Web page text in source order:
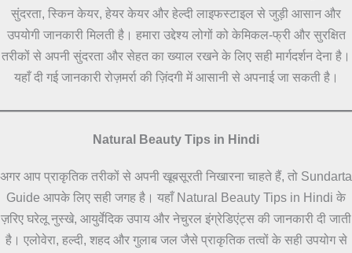
सुंदरता, स्किन केयर, हेयर केयर और हेल्दी लाइफस्टाइल से जुड़ी आसान और
उपयोगी जानकारी मिलती है। हमारा उद्देश्य लोगों को केमिकल-फ्री और सुरक्षित
तरीकों से अपनी सुंदरता और सेहत का ख्याल रखने के लिए सही मार्गदर्शन देना है।
यहाँ दी गई जानकारी रोज़मर्रा की ज़िंदगी में आसानी से अपनाई जा सकती है।
Natural Beauty Tips in Hindi
अगर आप प्राकृतिक तरीकों से अपनी खूबसूरती निखारना चाहते हैं, तो Sundarta
Guide आपके लिए सही जगह है। यहाँ Natural Beauty Tips in Hindi के
ज़रिए घरेलू नुस्खे, आयुर्वेदिक उपाय और नेचुरल इंग्रेडिएंट्स की जानकारी दी जाती
है। एलोवेरा, हल्दी, शहद और गुलाब जल जैसे प्राकृतिक तत्वों के सही उपयोग से